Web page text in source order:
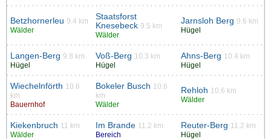
Betzhornerleu 9.4 km
Wälder
Staatsforst
Knesebeck 9.5 km
Wälder
Jarnsloh Berg 9.6 km
Hügel
Langen-Berg 9.8 km
Hügel
Voß-Berg 10.3 km
Hügel
Ahns-Berg 10.4 km
Hügel
Wiechelnförth 10.6
km
Bauernhof
Bokeler Busch 10.6
km
Wälder
Rehloh 10.6 km
Wälder
Kiekenbruch 11 km
Wälder
Im Brande 11.2 km
Bereich
Reuter-Berg 11.2 km
Hügel